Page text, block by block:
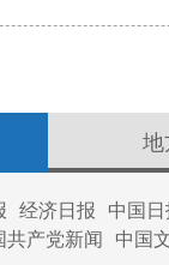
经济日报 中国日
共产党新闻 中国
地